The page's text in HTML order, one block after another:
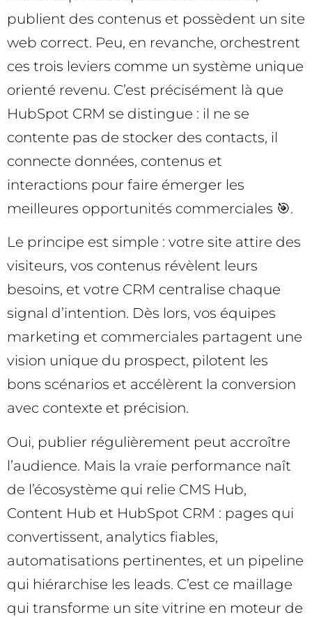
publient des contenus et possèdent un site
web correct. Peu, en revanche, orchestrent
ces trois leviers comme un système unique
orienté revenu. C’est précisément là que
HubSpot CRM se distingue : il ne se
contente pas de stocker des contacts, il
connecte données, contenus et
interactions pour faire émerger les
meilleures opportunités commerciales 🎯.
Le principe est simple : votre site attire des
visiteurs, vos contenus révèlent leurs
besoins, et votre CRM centralise chaque
signal d’intention. Dès lors, vos équipes
marketing et commerciales partagent une
vision unique du prospect, pilotent les
bons scénarios et accélèrent la conversion
avec contexte et précision.
Oui, publier régulièrement peut accroître
l’audience. Mais la vraie performance naît
de l’écosystème qui relie CMS Hub,
Content Hub et HubSpot CRM : pages qui
convertissent, analytics fiables,
automatisations pertinentes, et un pipeline
qui hiérarchise les leads. C’est ce maillage
qui transforme un site vitrine en moteur de